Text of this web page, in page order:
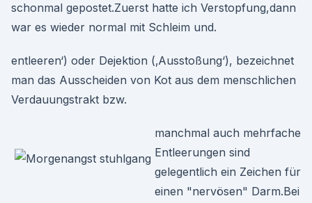
schonmal gepostet.Zuerst hatte ich Verstopfung,dann
war es wieder normal mit Schleim und.
entleeren‘) oder Dejektion (‚Ausstoßung‘), bezeichnet
man das Ausscheiden von Kot aus dem menschlichen
Verdauungstrakt bzw.
manchmal auch mehrfache
Entleerungen sind
gelegentlich ein Zeichen für
einen "nervösen" Darm.Bei